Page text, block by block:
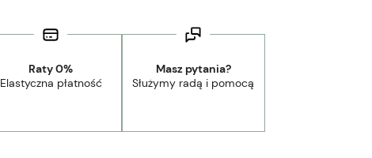
Raty 0%
Elastyczna płatność
Masz pytania?
Służymy radą i pomocą